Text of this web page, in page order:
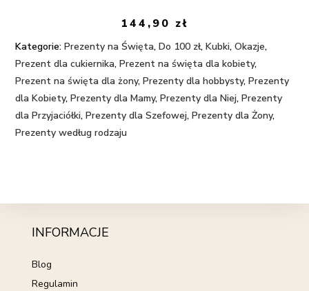
144,90 zł
Kategorie: Prezenty na Święta,Do 100 zł,Kubki,Okazje,
Prezent dla cukiernika,Prezent na święta dla kobiety,
Prezent na święta dla żony,Prezenty dla hobbysty,Prezenty
dla Kobiety,Prezenty dla Mamy,Prezenty dla Niej,Prezenty
dla Przyjaciółki,Prezenty dla Szefowej,Prezenty dla Żony,
Prezenty według rodzaju
INFORMACJE
Blog
Regulamin